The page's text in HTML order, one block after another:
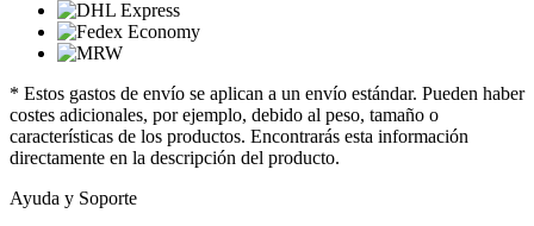
* Estos gastos de envío se aplican a un envío estándar. Pueden haber
costes adicionales, por ejemplo, debido al peso, tamaño o
características de los productos. Encontrarás esta información
directamente en la descripción del producto.
Ayuda y Soporte